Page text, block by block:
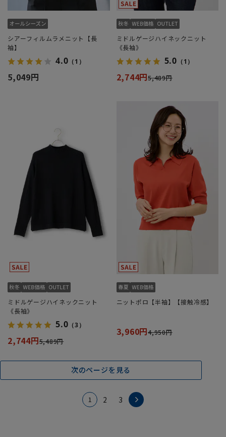
シアーフィルムラメニット【長
袖】
4.0 （1）
5,049円
ミドルゲージハイネックニット
《長袖》
5.0 （1）
2,744円5,489円
ミドルゲージハイネックニット
《長袖》
5.0 （3）
2,744円5,489円
ニットポロ【半袖】【接触冷感】
3,960円4,950円
次のページを見る
1 2 3